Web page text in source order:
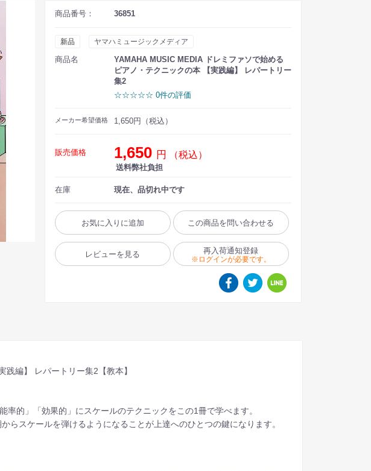
商品番号： 36851
新品 ヤマハミュージックメディア
商品名
YAMAHA MUSIC MEDIA ドレミファソで始める
ピアノ・テクニックの本 【実践編】 レパートリー
集2
☆☆☆☆☆ 0件の評価
メーカー希望価格 1,650円（税込）
販売価格 1,650 円 （税込）
送料弊社負担
在庫 現在、品切れ中です
お気に入りに追加 この商品を問い合わせる
レビューを見る 再入荷通知登録
※ログインが必要です。
践編】 レパートリー集2【教本】
率的」「効果的」にスケールのテクニックをこの1冊で学べます。
らスケールを弾けるようになることが上達へのひとつの鍵になります。